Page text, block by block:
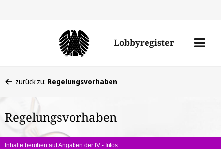
Lobbyregister
Menü
befinden
hier:
zurück zu: Regelungsvorhaben
Regelungsvorhaben
Inhalte beruhen auf Angaben der IV - Infos